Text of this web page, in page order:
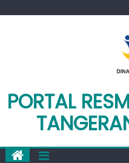
PORTAL